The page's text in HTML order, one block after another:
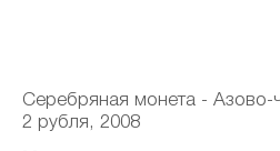
Серебряная монета -
2 рубля, 2008